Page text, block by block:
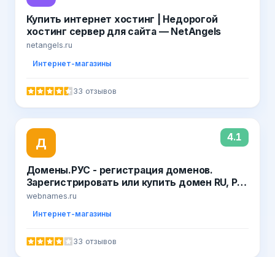
Купить интернет хостинг | Недорогой
хостинг сервер для сайта — NetAngels
netangels.ru
Интернет-магазины
33 отзывов
Д 4.1
Домены.РУС - регистрация доменов.
Зарегистрировать или купить домен RU, РФ
в WebNames
webnames.ru
Интернет-магазины
33 отзывов